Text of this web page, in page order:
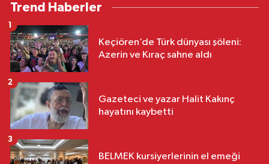
Trend Haberler
Keçiören’de Türk dünyası şöleni:
Azerin ve Kıraç sahne aldı
1
Gazeteci ve yazar Halit Kakınç
hayatını kaybetti
2
BELMEK kursiyerlerinin el emeği
3